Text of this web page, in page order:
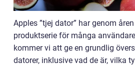
Apples ”tjej dator” har genom
produktserie för många
kommer vi att ge en grundlig
datorer, inklusive vad de är, vilka